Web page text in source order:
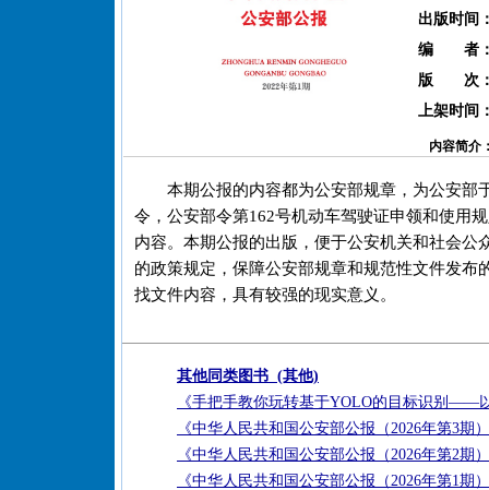
出版时间
编 者
版 次
上架时间
内容简介
本期公报的内容都为公安部规章，为公安部
令，公安部令第162号机动车驾驶证申领和使用
内容。本期公报的出版，便于公安机关和社会
的政策规定，保障公安部规章和规范性文件发
找文件内容，具有较强的现实意义。
其他同类图书 (其他)
《手把手教你玩转基于YOLO的目标识别——
《中华人民共和国公安部公报（2026年第3期
《中华人民共和国公安部公报（2026年第2期
《中华人民共和国公安部公报（2026年第1期